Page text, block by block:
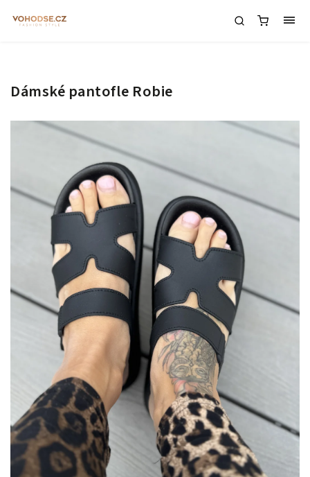
Dámské pantofle Robie